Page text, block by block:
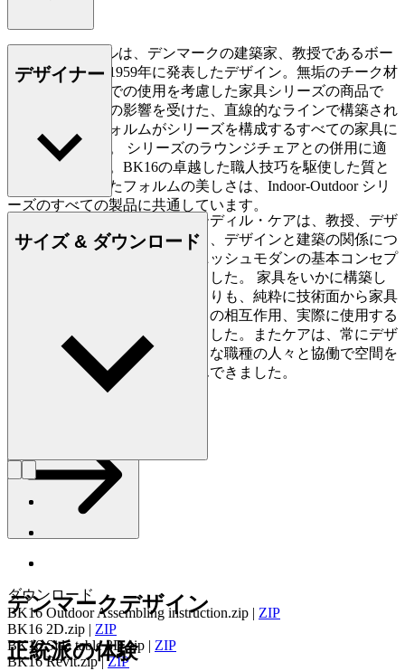
BK16 小テーブルは、デンマークの建築家、教授であるボー
ディル・ケアが1959年に発表したデザイン。無垢のチーク材
を用いた屋内外での使用を考慮した家具シリーズの商品で
す。キュビズムの影響を受けた、直線的なラインで構築され
る整然としたフォルムがシリーズを構成するすべての家具に
共通しています。 シリーズのラウンジチェアとの併用に適
した小テーブル。BK16の卓越した職人技巧を駆使した質と
シンプルを極めたフォルムの美しさは、Indoor-Outdoor シリ
ーズのすべての製品に共通しています。
デザイナー
デンマークのデザイナー、ボーディル・ケアは、教授、デザ
イナーとして世界中を飛び回り、デザインと建築の関係につ
いての自身の知識を広め、デニッシュモダンの基本コンセプ
トの普及に大きく貢献してきました。 家具をいかに構築し
ていくかを優先し、フォルムよりも、純粋に技術面から家具
デザインを追求。モダン建築との相互作用、実際に使用する
人をコンセプトの核としていました。またケアは、常にデザ
インの背景に関心を持ち、様々な職種の人々と協働で空間を
より最適化することに取り組んできました。
サイズ & ダウンロード
ダウンロード
BK16 Outdoor Assembling instruction.zip | ZIP
BK16 2D.zip | ZIP
BK16 Side table 3D.zip | ZIP
BK16 Revit.zip|ZIP
デンマークデザイン
正統派の体験